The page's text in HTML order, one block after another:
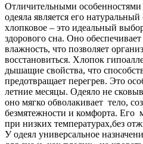
Отличительными особенностями
одеяла является его
хлопковое – это идеальный
здорового сна. Оно
влажность, что позволяет
восстановиться. Хлопок
дышащие свойства, что
предотвращает перегрев. Это
летние месяцы. Одеяло не
оно мягко обволакивает тело,
безмятежности и комфорта. Его
при низких температурах,без
У одеял универсальное